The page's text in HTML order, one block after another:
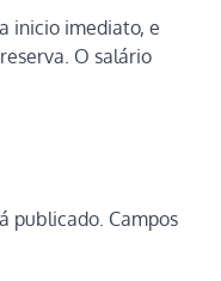
inicio imediato, e
O salário
publicado. Campos